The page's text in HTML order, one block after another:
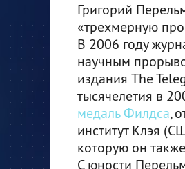
Григорий
«трехмерную
В 2006 году
научным
издания The
тысячелетия в
медаль Филдса,
институт Клэя
которую он
С юности